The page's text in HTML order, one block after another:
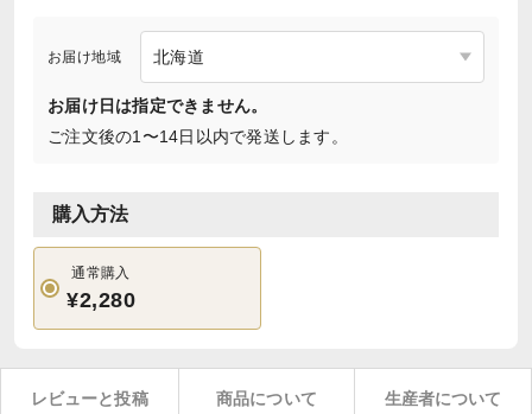
お届け地域
お届け日は指定できません。
ご注文後の1〜14日以内で発送します。
購入方法
通常購入
¥2,280
レビューと投稿 商品について 生産者について